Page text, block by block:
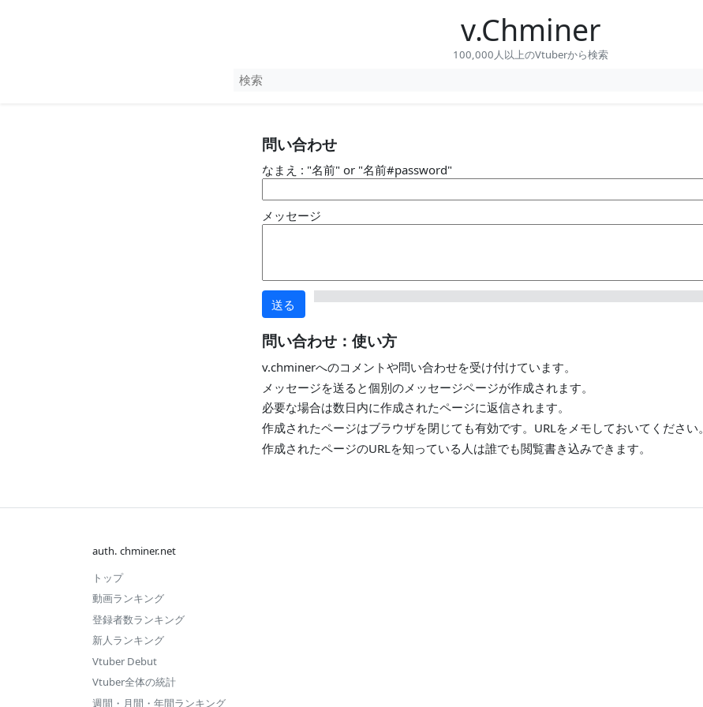
v.Chminer
100,000人以上のVtuberから検索
問い合わせ
なまえ : "名前" or "名前#password"
メッセージ
送る
問い合わせ：使い方
v.chminerへのコメントや問い合わせを受け付けています。
メッセージを送ると個別のメッセージページが作成されます。
必要な場合は数日内に作成されたページに返信されます。
作成されたページはブラウザを閉じても有効です。URLをメモしておいてください。
作成されたページのURLを知っている人は誰でも閲覧書き込みできます。
auth. chminer.net
トップ
動画ランキング
登録者数ランキング
新人ランキング
Vtuber Debut
Vtuber全体の統計
週間・月間・年間ランキング